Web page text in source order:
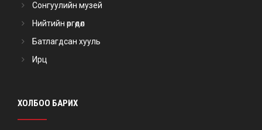
Сонгуулийн музей
Нийтийн өргөдөл
Батлагдсан хууль
Ирц
ХОЛБОО БАРИХ